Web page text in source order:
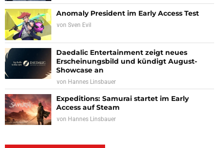
Anomaly President im Early Access Test
von Sven Evil
Daedalic Entertainment zeigt neues
Erscheinungsbild und kündigt August-
Showcase an
von Hannes Linsbauer
Expeditions: Samurai startet im Early
Access auf Steam
von Hannes Linsbauer